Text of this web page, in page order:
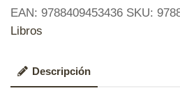
cantidad
EAN: 9788409453436 SKU:
Libros
Descripción